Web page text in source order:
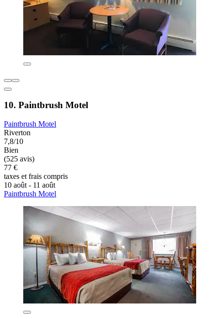
10. Paintbrush Motel
Paintbrush Motel
Riverton
7,8/10
Bien
(525 avis)
77 €
taxes et frais compris
10 août - 11 août
Paintbrush Motel